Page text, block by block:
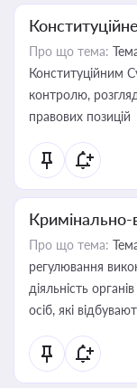
Про що тема:
Конституційним
контролю,
правових позицій
Кримінально-
Про що тема:
регулювання
діяльність
осіб, які